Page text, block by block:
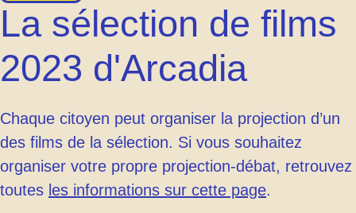
La sélection de films
2023 d'Arcadia
Chaque citoyen peut organiser la projection d’un
des films de la sélection. Si vous souhaitez
organiser votre propre projection-débat, retrouvez
toutes les informations sur cette page.